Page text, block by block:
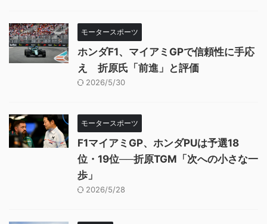
モータースポーツ
ホンダF1、マイアミGPで信頼性に手応
え 折原氏「前進」と評価
2026/5/30
モータースポーツ
F1マイアミGP、ホンダPUは予選18
位・19位──折原TGM「次への小さな一
歩」
2026/5/28